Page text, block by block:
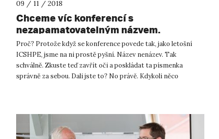
09 / 11 / 2018
Chceme víc konferencí s
nezapamatovatelným názvem.
Proč? Protože když se konference povede tak, jako letošní
ICSHPE, jsme na ni prostě pyšní. Název nenázev. Tak
schválně. Zkuste teď zavřít oči a poskládat ta písmenka
správně za sebou. Dali jste to? No právě. Kdykoli něco